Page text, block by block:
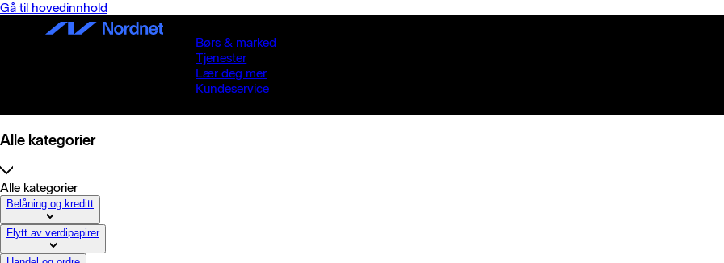
Gå til hovedinnhold
Børs & marked
Tjenester
Lær deg mer
Kundeservice
Alle kategorier
Alle kategorier
Belåning og kreditt
Flytt av verdipapirer